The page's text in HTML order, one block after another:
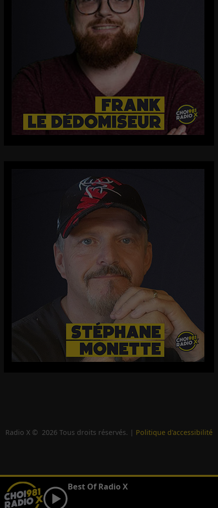
Radio X © 2026 Tous droits réservés. | Politique d'accessibilité
Best Of Radio X